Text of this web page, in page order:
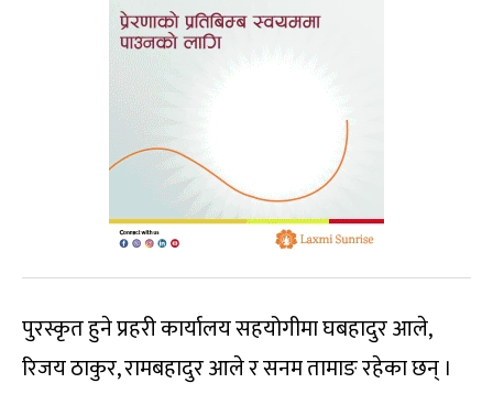
पुरस्कृत हुने प्रहरी कार्यालय सहयोगीमा घबहादुर आले,
रिजय ठाकुर, रामबहादुर आले र सनम तामाङ रहेका छन् ।